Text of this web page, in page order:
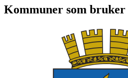
Kommuner som